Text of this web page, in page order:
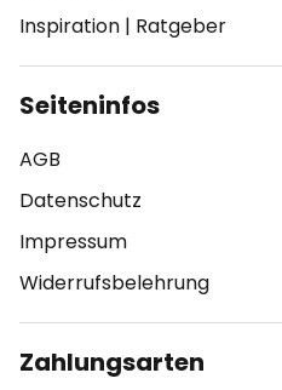
Inspiration | Ratgeber
Seiteninfos
AGB
Datenschutz
Impressum
Widerrufsbelehrung
Zahlungsarten